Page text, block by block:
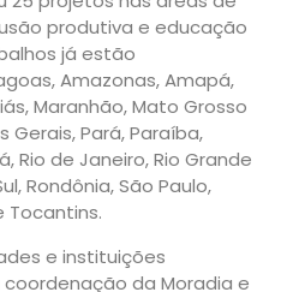
produtiva e educação
já estão
Amazonas, Amapá,
Maranhão, Mato Grosso
Gerais, Pará, Paraíba,
Rio de Janeiro, Rio Grande
Rondônia, São Paulo,
Tocantins.
e instituições
da Moradia e